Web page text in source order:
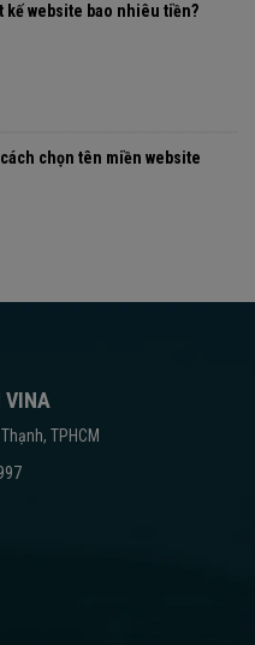
kế website bao nhiêu tiền?
chọn tên miền website
VINA
TPHCM